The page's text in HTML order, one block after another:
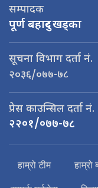
सम्पादक
पूर्ण बहादुर खड्का
सूचना विभाग दर्ता नं.
२०३६/०७७-७८
प्रेस काउन्सिल दर्ता नं.
२२०१/०७७-७८
हाम्रो टीम हाम्रो